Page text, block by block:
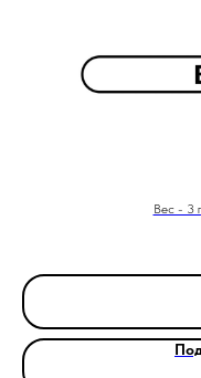
Вес - 3